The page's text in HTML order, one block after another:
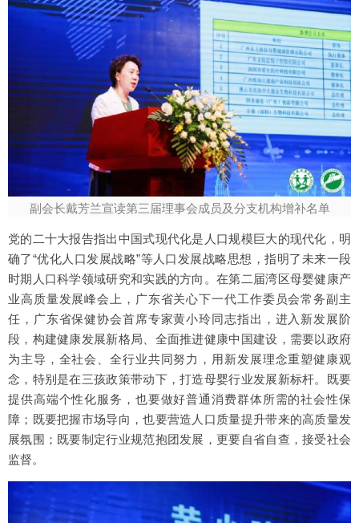
副会长戴芳兰宣读第三届理事会成员及分支机构增补名单
党的二十大报告指出中国式现代化是人口规模巨大的现代化，明
确了“优化人口发展战略”等人口发展战略思想，指明了未来一段
时期人口科学领域研究和实践的方向。在第二届湾区母婴健康产
业高质量发展峰会上，广东省关心下一代工作委员会常务副主
任，广东省保健协会首席专家黄小玲同志指出，进入新发展阶
段，构建健康发展新格局、全面推进健康中国建设，需要以政府
为主导，全社会、全行业共同努力，用新发展理念重塑健康观
念，特别是在三孩政策带动下，打造母婴行业发展新标杆。既要
提供高端个性化服务，也要做好普通消费群体所需的社会性保
障；既要把握市场导向，也要营造人口质量提升带来的高质量发
展氛围；既要制定行业规范抱团发展，更要自省自查，接受社会
监督。